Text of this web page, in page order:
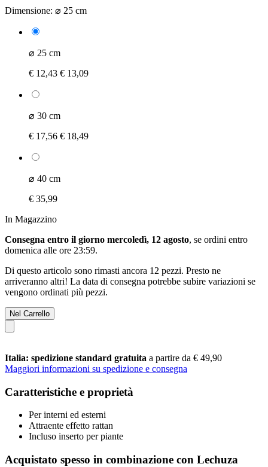
Dimensione: ⌀ 25 cm
⌀ 25 cm
€ 12,43 € 13,09
⌀ 30 cm
€ 17,56 € 18,49
⌀ 40 cm
€ 35,99
In Magazzino
Consegna entro il giorno mercoledì, 12 agosto, se ordini entro
domenica alle ore 23:59.
Di questo articolo sono rimasti ancora 12 pezzi. Presto ne
arriveranno altri! La data di consegna potrebbe subire variazioni se
vengono ordinati più pezzi.
Nel Carrello
Italia: spedizione standard gratuita a partire da € 49,90
Maggiori informazioni su spedizione e consegna
Caratteristiche e proprietà
Per interni ed esterni
Attraente effetto rattan
Incluso inserto per piante
Acquistato spesso in combinazione con Lechuza